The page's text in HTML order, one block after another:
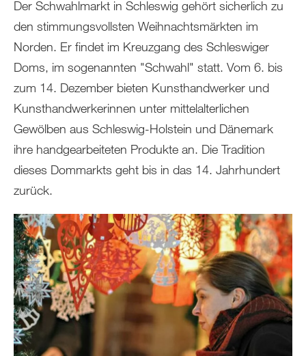
Der Schwahlmarkt in Schleswig gehört sicherlich zu
den stimmungsvollsten Weihnachtsmärkten im
Norden. Er findet im Kreuzgang des Schleswiger
Doms, im sogenannten "Schwahl" statt. Vom 6. bis
zum 14. Dezember bieten Kunsthandwerker und
Kunsthandwerkerinnen unter mittelalterlichen
Gewölben aus Schleswig-Holstein und Dänemark
ihre handgearbeiteten Produkte an. Die Tradition
dieses Dommarkts geht bis in das 14. Jahrhundert
zurück.